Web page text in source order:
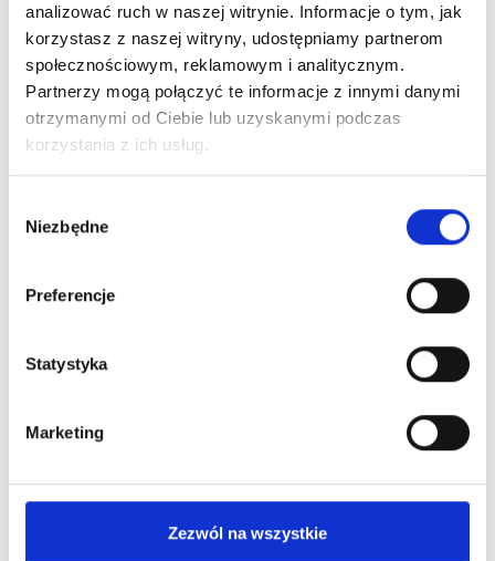
analizować ruch w naszej witrynie. Informacje o tym, jak
korzystasz z naszej witryny, udostępniamy partnerom
społecznościowym, reklamowym i analitycznym.
Partnerzy mogą połączyć te informacje z innymi danymi
otrzymanymi od Ciebie lub uzyskanymi podczas
korzystania z ich usług.
zgody
Niezbędne
Preferencje
Statystyka
Marketing
Zezwól na wszystkie
przedszkola
barefoot
Softer
904Y005
Dodaj do koszyka
Bezpieczne płatności
Dla zamówień od 299 zł
Dostępne stacjonarnie: